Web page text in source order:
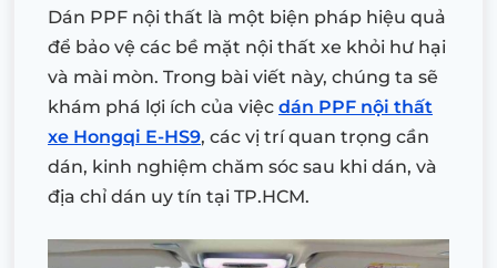
Dán PPF nội thất là một biện pháp hiệu quả
để bảo vệ các bề mặt nội thất xe khỏi hư hại
và mài mòn. Trong bài viết này, chúng ta sẽ
khám phá lợi ích của việc dán PPF nội thất
xe Hongqi E-HS9, các vị trí quan trọng cần
dán, kinh nghiệm chăm sóc sau khi dán, và
địa chỉ dán uy tín tại TP.HCM.